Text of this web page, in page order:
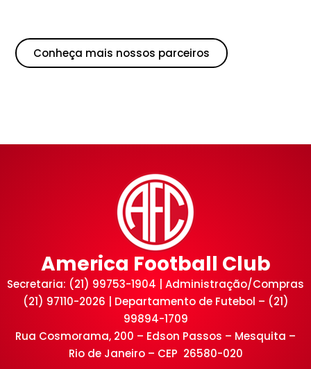
Conheça mais nossos parceiros
America Football Club
Secretaria: (21) 99753-1904 | Administração/Compras
(21) 97110-2026 | Departamento de Futebol – (21)
99894-1709
Rua Cosmorama, 200 – Edson Passos – Mesquita –
Rio de Janeiro – CEP 26580-020